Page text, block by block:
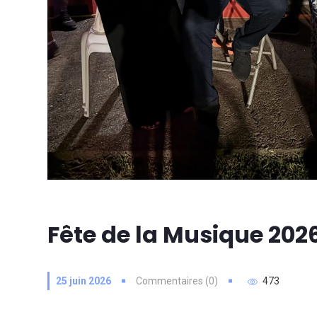
Fête de la Musique
25 juin 2026 Commentaires (0) 473